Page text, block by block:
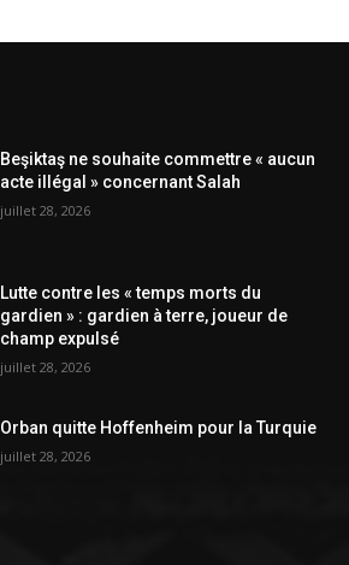
Beşiktaş ne souhaite commettre « aucun
acte illégal » concernant Salah
juillet 28, 2026
Lutte contre les « temps morts du
gardien » : gardien à terre, joueur de
champ expulsé
juillet 28, 2026
Orban quitte Hoffenheim pour la Turquie
juillet 28, 2026